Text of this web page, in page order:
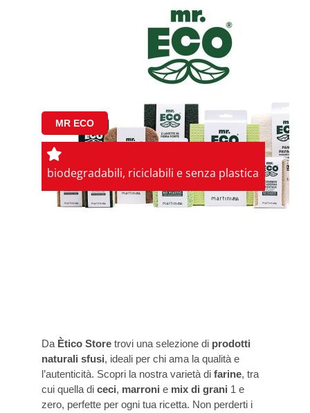
MR ECO
biodegradabili, riciclabili e senza plastica
Da Ètico Store trovi una selezione di prodotti
naturali sfusi, ideali per chi ama la qualità e
l’autenticità. Scopri la nostra varietà di farine, tra
cui quella di ceci, marroni e mix di grani 1 e
zero, perfette per ogni tua ricetta. Non perderti i